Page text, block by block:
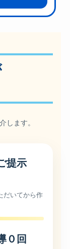
します。
提示
だいてから作
０回